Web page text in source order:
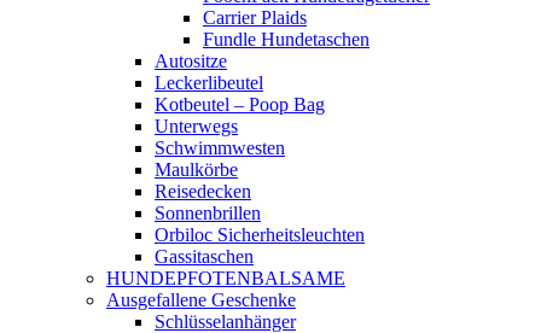
Carrier Plaids
Fundle Hundetaschen
Autositze
Leckerlibeutel
Kotbeutel – Poop Bag
Unterwegs
Schwimmwesten
Maulkörbe
Reisedecken
Sonnenbrillen
Orbiloc Sicherheitsleuchten
Gassitaschen
HUNDEPFOTENBALSAME
Ausgefallene Geschenke
Schlüsselanhänger